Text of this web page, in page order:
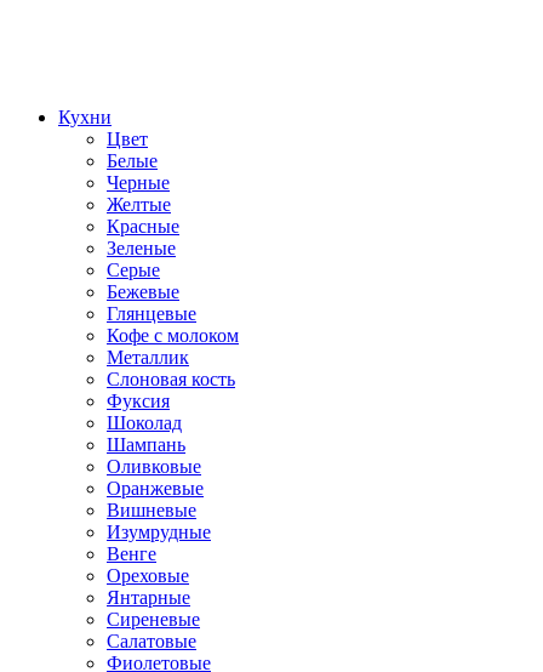
Кухни
Цвет
Белые
Черные
Желтые
Красные
Зеленые
Серые
Бежевые
Глянцевые
Кофе с молоком
Металлик
Слоновая кость
Фуксия
Шоколад
Шампань
Оливковые
Оранжевые
Вишневые
Изумрудные
Венге
Ореховые
Янтарные
Сиреневые
Салатовые
Фиолетовые